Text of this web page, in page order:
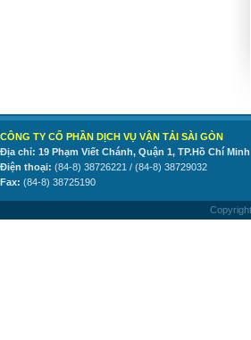
CÔNG TY CỔ PHẦN DỊCH VỤ VẬN TẢI SÀI GÒN
Địa chỉ: 19 Phạm Viết Chánh, Quận 1, TP.Hồ Chí Minh
Điện thoại: (84-8) 38726221 / (84-8) 38729032
Fax: (84-8) 38725190